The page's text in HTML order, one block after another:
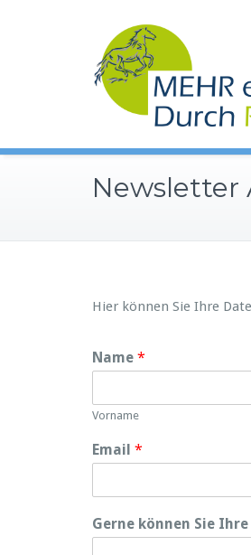
Newsletter
Hier können Sie Ihre
Name *
Vorname
Email *
Gerne können Sie